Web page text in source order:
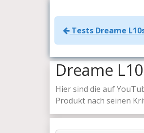
Tests Dreame
Dreame
Hier sind die auf
Produkt nach seinen